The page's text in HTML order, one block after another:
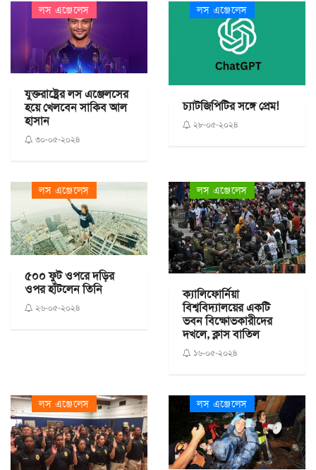
লস এঞ্জেলেস
যুক্তরাষ্ট্রের লস এঞ্জেলসের
হয়ে খেলবেন সাকিব আল
হাসান
৩০-০৫-২০২৪
লস এঞ্জেলেস
চ্যাটজিপিটির সঙ্গে প্রেম!
২৮-০৫-২০২৪
লস এঞ্জেলেস
৫০০ ফুট ওপরে দড়ির
ওপর হাঁটলেন তিনি
২৬-০৫-২০২৪
লস এঞ্জেলেস
ক্যালিফোর্নিয়া
বিশ্ববিদ্যালয়ের একটি
ভবন বিক্ষোভকারীদের
দখলে, ক্লাস বাতিল
১৬-০৫-২০২৪
লস এঞ্জেলেস লস এঞ্জেলেস